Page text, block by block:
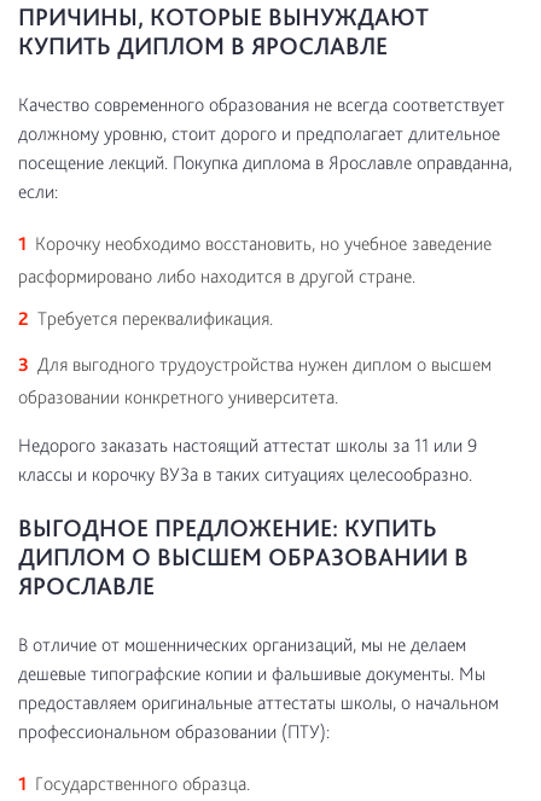
ПРИЧИНЫ, КОТОРЫЕ ВЫНУЖДАЮТ
КУПИТЬ ДИПЛОМ В ЯРОСЛАВЛЕ
Качество современного образования не всегда соответствует
должному уровню, стоит дорого и предполагает длительное
посещение лекций. Покупка диплома в Ярославле оправданна,
если:
Корочку необходимо восстановить, но учебное заведение
расформировано либо находится в другой стране.
Требуется переквалификация.
Для выгодного трудоустройства нужен диплом о высшем
образовании конкретного университета.
Недорого заказать настоящий аттестат школы за 11 или 9
классы и корочку ВУЗа в таких ситуациях целесообразно.
ВЫГОДНОЕ ПРЕДЛОЖЕНИЕ: КУПИТЬ
ДИПЛОМ О ВЫСШЕМ ОБРАЗОВАНИИ В
ЯРОСЛАВЛЕ
В отличие от мошеннических организаций, мы не делаем
дешевые типографские копии и фальшивые документы. Мы
предоставляем оригинальные аттестаты школы, о начальном
профессиональном образовании (ПТУ):
Государственного образца.